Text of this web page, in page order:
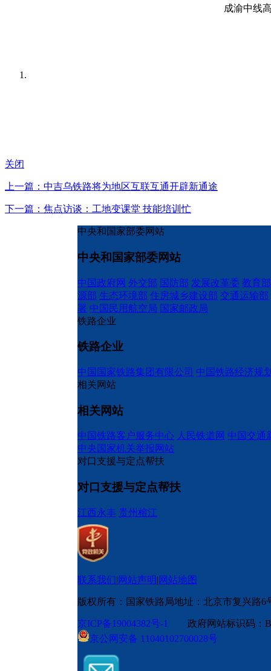
成渝中线
关闭
上一篇：中吉乌铁路将为地区互联互通开辟新通途
下一篇：焦点访谈：工地变课堂 技能培训忙
中央和国家部委网站
中央和国家部委网站
中国政府网 外交部 国防部 发展改革委 教育部
源部 生态环境部 住房城乡建设部 交通运输部
署 中国民用航空局 国家邮政局
铁路企业
铁路企业
中国国家铁路集团有限公司 中国铁路经济规
相关网站
相关网站
中国铁路客户服务中心 人民铁道网 中国交通
中央国家机关举报网站
对口支援与定点帮扶
对口支援与定点帮扶
江西永丰 贵州榕江
联系我们|网站声明|网站地图
版权所有：国家铁路局地址：北京市复兴路6
京ICP备19004382号-1
政府网站标识码
京公网安备 11040102700028号